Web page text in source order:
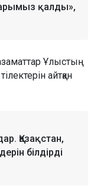
қалды»,
Ұлыстың
айтқан
Қазақстан,
білдірді